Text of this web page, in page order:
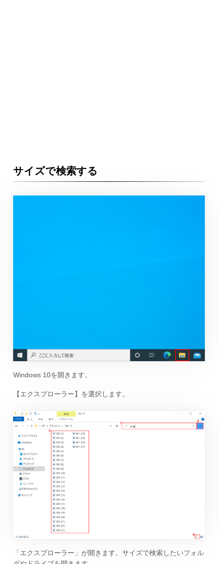
サイズで検索する
Windows 10を開きます。
【エクスプローラー】を選択します。
「エクスプローラー」が開きます。サイズで検索したいフォル